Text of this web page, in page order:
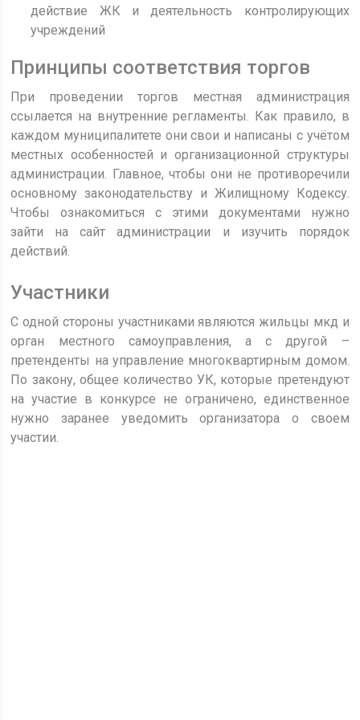
действие ЖК и деятельность контролирующих
учреждений
Принципы соответствия торгов
При проведении торгов местная администрация
ссылается на внутренние регламенты. Как правило, в
каждом муниципалитете они свои и написаны с учётом
местных особенностей и организационной структуры
администрации. Главное, чтобы они не противоречили
основному законодательству и Жилищному Кодексу.
Чтобы ознакомиться с этими документами нужно
зайти на сайт администрации и изучить порядок
действий.
Участники
С одной стороны участниками являются жильцы мкд и
орган местного самоуправления, а с другой –
претенденты на управление многоквартирным домом.
По закону, общее количество УК, которые претендуют
на участие в конкурсе не ограничено, единственное
нужно заранее уведомить организатора о своем
участии.